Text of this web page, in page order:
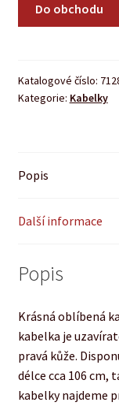
Do obchodu
Katalogové číslo:
Kategorie: Kabelky
Popis
Další informace
Popis
Krásná oblíbená
kabelka je
pravá kůže.
délce cca 106 cm,
kabelky najdeme